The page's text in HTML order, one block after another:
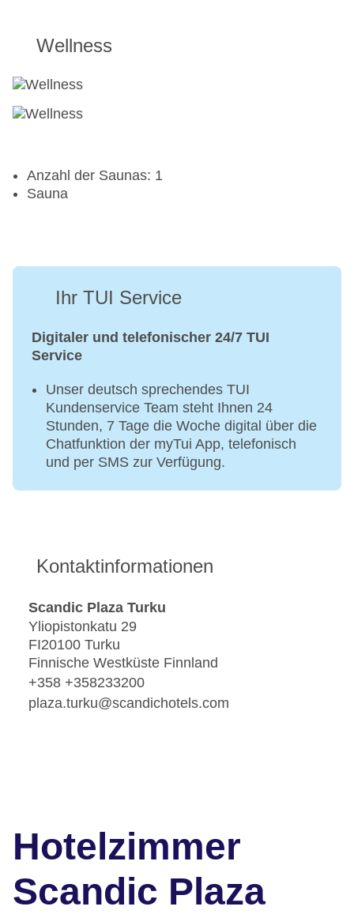
Wellness
Anzahl der Saunas: 1
Sauna
Ihr TUI Service
Digitaler und telefonischer 24/7 TUI
Service
Unser deutsch sprechendes TUI
Kundenservice Team steht Ihnen 24
Stunden, 7 Tage die Woche digital über die
Chatfunktion der myTui App, telefonisch
und per SMS zur Verfügung.
Kontaktinformationen
Scandic Plaza Turku
Yliopistonkatu 29
FI20100 Turku
Finnische Westküste Finnland
+358 +358233200
plaza.turku@scandichotels.com
Hotelzimmer
Scandic Plaza